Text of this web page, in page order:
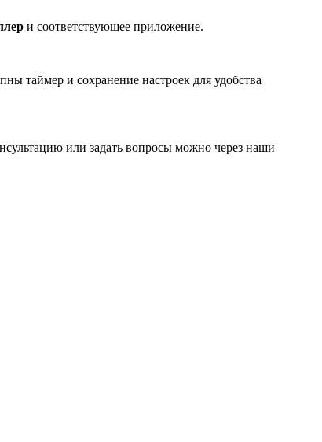
и соответствующее приложение.
таймер и сохранение настроек для удобства
или задать вопросы можно через наши